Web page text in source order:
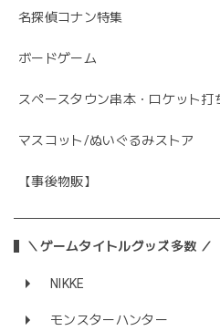
名探偵コナン特集
ボードゲーム
スペースタウン串本・ロケット打
マスコット/ぬいぐるみストア
【事後物販】
＼ゲームタイトルグッズ多数 ／
NIKKE
モンスターハンター